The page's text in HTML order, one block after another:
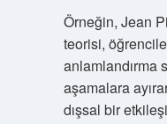
Örneğin, Jean
teorisi,
anlamlandırma
aşamalara
dışsal bir